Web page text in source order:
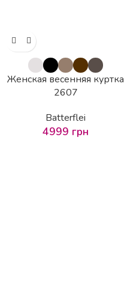
Женская весенняя куртка
2607
Batterflei
4999 грн